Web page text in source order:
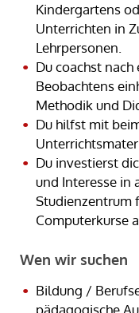
Kindergartens
Unterrichten in
Lehrpersonen.
Du coachst
Beobachtens
Methodik und
Du hilfst mit
Du investierst
und Interesse in
Studienzentrum
Computerkurse
Wen wir suchen
Bildung /
pädagogische